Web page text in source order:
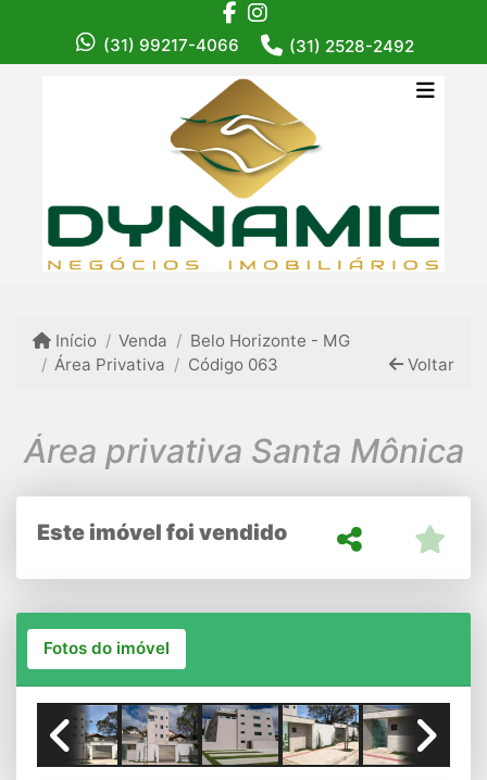
(31) 99217-4066 (31) 2528-2492
Início Venda
Belo Horizonte - MG
Área Privativa
Código 063 Voltar
Área privativa Santa Mônica
Este imóvel foi vendido
Fotos do imóvel